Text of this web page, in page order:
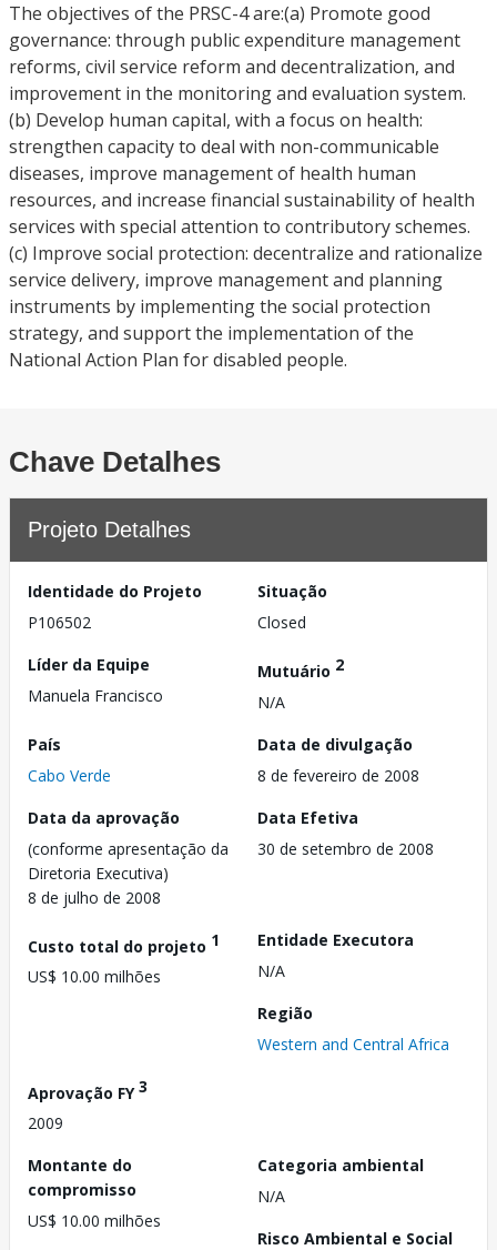
The objectives of the PRSC-4 are:(a) Promote good
governance: through public expenditure management
reforms, civil service reform and decentralization, and
improvement in the monitoring and evaluation system.
(b) Develop human capital, with a focus on health:
strengthen capacity to deal with non-communicable
diseases, improve management of health human
resources, and increase financial sustainability of health
services with special attention to contributory schemes.
(c) Improve social protection: decentralize and rationalize
service delivery, improve management and planning
instruments by implementing the social protection
strategy, and support the implementation of the
National Action Plan for disabled people.
Chave Detalhes
Projeto Detalhes
Identidade do Projeto
P106502
Situação
Closed
Líder da Equipe
Manuela Francisco
Mutuário 2
N/A
País
Cabo Verde
Data de divulgação
8 de fevereiro de 2008
Data da aprovação
(conforme apresentação da
Diretoria Executiva)
8 de julho de 2008
Data Efetiva
30 de setembro de 2008
Custo total do projeto 1
US$ 10.00 milhões
Entidade Executora
N/A
Região
Western and Central Africa
Aprovação FY3
2009
Montante do
compromisso
US$ 10.00 milhões
Categoria ambiental
N/A
Risco Ambiental e Social